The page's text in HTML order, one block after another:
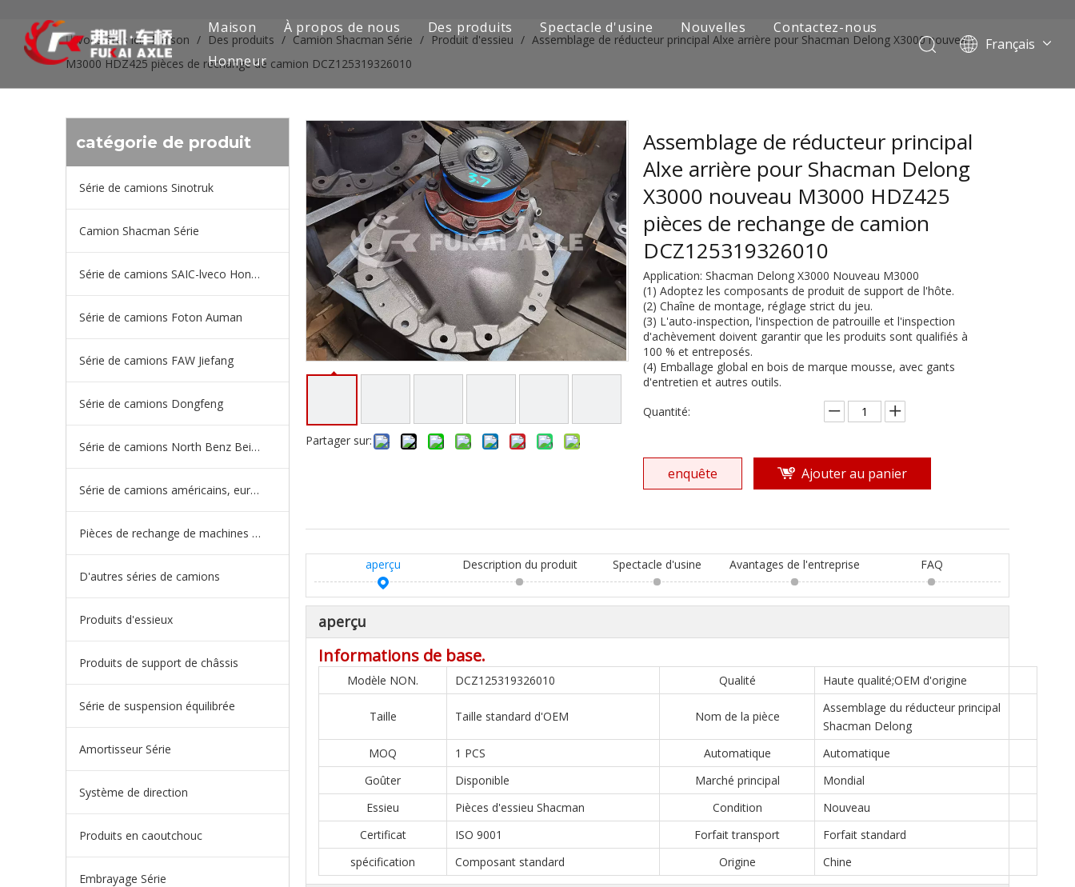
Maison À propos de nous Des produits
Série de camions SAIC-lveco Hongyan
Série de camions Foton Auman
Série de camions FAW Jiefang
Série de camions Dongfeng
Série de camions européens et japonais
Pièces de rechange de machines d'ingénierie de camion minier
D'autres séries de camions
Spectacle d'usine Nouvelles
Contactez-nous
Honneur
Français
Pусский
Vous êtes ici: Maison / Des produits / Camion Shacman Série / Produit d'essieu / Assemblage de réducteur principal Alxe arrière pour Shacman Delong X3000 nouveau
M3000 HDZ425 pièces de rechange de camion DCZ125319326010
catégorie de produit
Série de camions Sinotruk
Camion Shacman Série
Série de camions SAIC-lveco Hongyan
Série de camions Foton Auman
Série de camions FAW Jiefang
Série de camions Dongfeng
Série de camions North Benz Beiben
Série de camions américains, européens et japonais
Pièces de rechange de machines d'ingénierie de camion minier
D'autres séries de camions
Produits d'essieux
Produits de support de châssis
Série de suspension équilibrée
Amortisseur Série
Système de direction
Produits en caoutchouc
Embrayage Série
Partager sur:
Assemblage de réducteur principal
Alxe arrière pour Shacman Delong
X3000 nouveau M3000 HDZ425
pièces de rechange de camion
DCZ125319326010
Application: Shacman Delong X3000 Nouveau M3000
(1) Adoptez les composants de produit de support de l'hôte.
(2) Chaîne de montage, réglage strict du jeu.
(3) L'auto-inspection, l'inspection de patrouille et l'inspection
d'achèvement doivent garantir que les produits sont qualifiés à
100 % et entreposés.
(4) Emballage global en bois de marque mousse, avec gants
d'entretien et autres outils.
Quantité:
enquête Ajouter au panier
aperçu Description du produit Spectacle d'usine Avantages de l'entreprise FAQ
aperçu
Informations de base.
Modèle NON. DCZ125319326010 Qualité Haute qualité;OEM d'origine
Taille Taille standard d'OEM Nom de la pièce
Assemblage du réducteur principal
Shacman Delong
MOQ
1 PCS Automatique
Automatique
Goûter
Disponible Marché principal
Mondial
Essieu
Pièces d'essieu Shacman Condition
Nouveau
Certificat
ISO 9001 Forfait transport
Forfait standard
spécification
Composant standard Origine Chine